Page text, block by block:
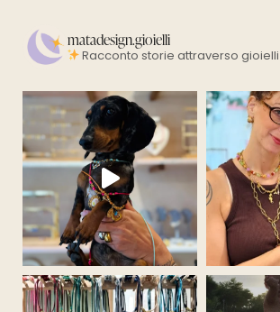
matadesign.gioielli
Racconto storie attraverso gioielli